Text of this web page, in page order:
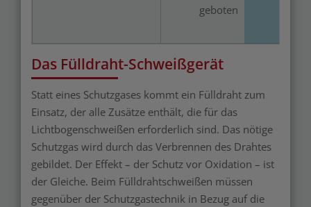
geboten
Das Fülldraht-Schweißgerät
Statt eines Schutzgases kommt ein Fülldraht zum
Einsatz, der alle Zusätze enthält, die für das
Lichtbogenschweißen erforderlich sind. Das nötige
Schutzgas wird durch das Verbrennen des Drahtes
gebildet. Der Effekt – der Schutz vor Oxidation – ist
der Gleiche. Beim Fülldrahtschweißen müssen
gegenüber der Schutzgastechnik in Bezug auf die